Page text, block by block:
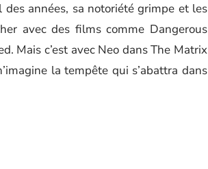
années, sa notoriété grimpe et les
avec des films comme Dangerous
Mais c’est avec Neo dans The Matrix
la tempête qui s’abattra dans